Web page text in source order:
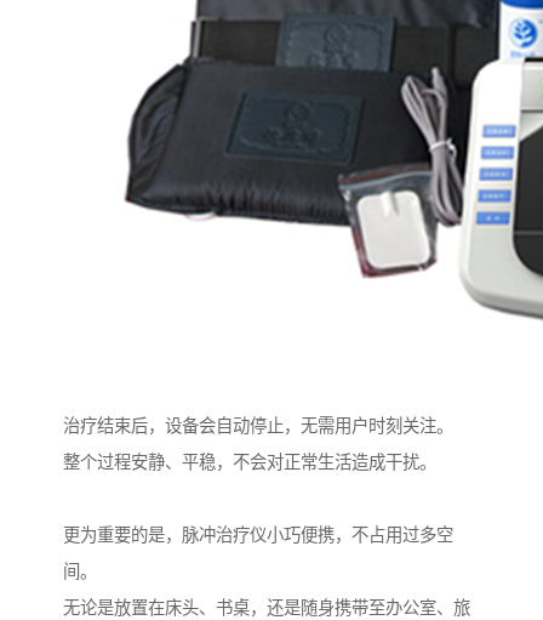
治疗结束后，设备会自动停止，无需用户时刻关注。
整个过程安静、平稳，不会对正常生活造成干扰。
更为重要的是，脉冲治疗仪小巧便携，不占用过多空
间。
无论是放置在床头、书桌，还是随身携带至办公室、旅